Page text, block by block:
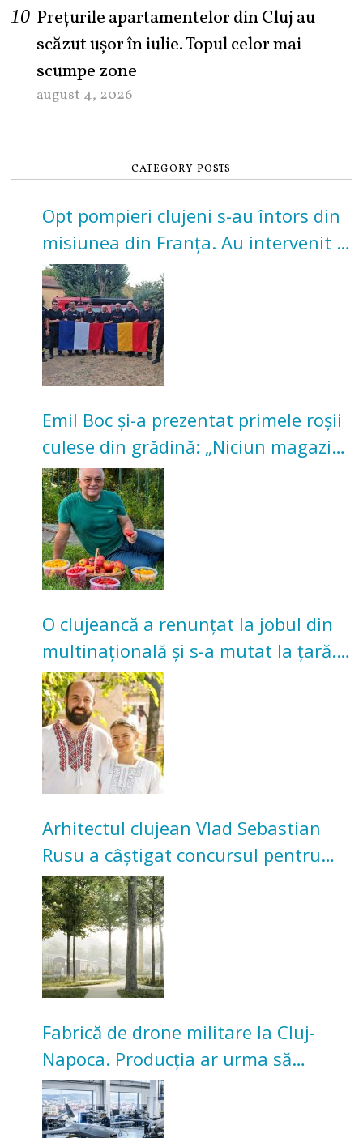
Prețurile apartamentelor din Cluj au
scăzut ușor în iulie. Topul celor mai
scumpe zone
august 4, 2026
CATEGORY POSTS
Opt pompieri clujeni s-au întors din
misiunea din Franța. Au intervenit la
incendii de vegetație și pădure
Emil Boc și-a prezentat primele roșii
culese din grădină: „Niciun magazin
nu poate oferi această satisfacție”
O clujeancă a renunțat la jobul din
multinațională și s-a mutat la țară.
Acum cultivă legume în grădina
bunicilor
Arhitectul clujean Vlad Sebastian
Rusu a câștigat concursul pentru
transformarea Grădinii Casei
Universitarilor
Fabrică de drone militare la Cluj-
Napoca. Producția ar urma să
înceapă în toamna acestui an